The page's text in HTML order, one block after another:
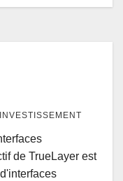
de TrueLayer est